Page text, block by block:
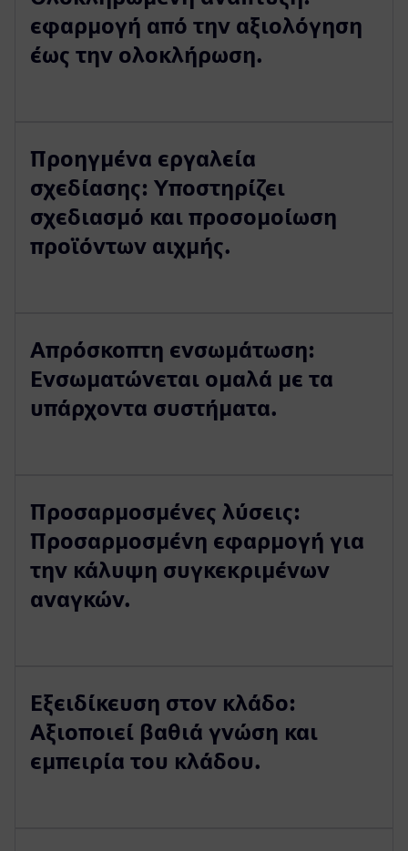
εφαρμογή από την αξιολόγηση
έως την ολοκλήρωση.
Προηγμένα εργαλεία
σχεδίασης: Υποστηρίζει
σχεδιασμό και προσομοίωση
προϊόντων αιχμής.
Απρόσκοπτη ενσωμάτωση:
Ενσωματώνεται ομαλά με τα
υπάρχοντα συστήματα.
Προσαρμοσμένες λύσεις:
Προσαρμοσμένη εφαρμογή για
την κάλυψη συγκεκριμένων
αναγκών.
Εξειδίκευση στον κλάδο:
Αξιοποιεί βαθιά γνώση και
εμπειρία του κλάδου.